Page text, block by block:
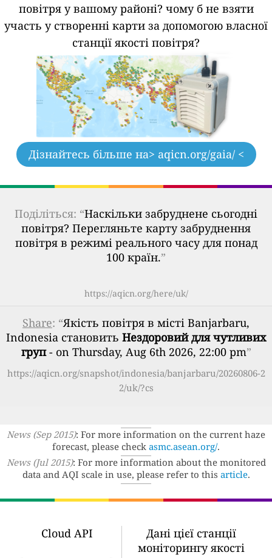
повітря у вашому районі? чому б не взяти
участь у створенні карти за допомогою власної
станції якості повітря?
Дізнайтесь більше на> aqicn.org/gaia/ <
Поділіться: “Наскільки забруднене сьогодні
повітря? Перегляньте карту забруднення
повітря в режимі реального часу для понад
100 країн.”
https://aqicn.org/here/uk/
Share: “Якість повітря в місті Banjarbaru,
Indonesia становить Нездоровий для чутливих
груп- on Thursday, Aug 6th 2026, 22:00 pm”
https://aqicn.org/snapshot/indonesia/banjarbaru/20260806-2
2/uk/?cs
News (Sep 2015): For more information on the current haze
forecast, please check asmc.asean.org/.
News (Jul 2015): For more information about the monitored
data and AQI scale in use, please refer to this article.
Cloud API
Дані цієї станції
моніторингу якості